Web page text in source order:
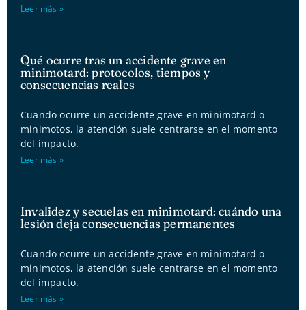
Leer más »
Qué ocurre tras un accidente grave en
minimotard: protocolos, tiempos y
consecuencias reales
Cuando ocurre un accidente grave en minimotard o
minimotos, la atención suele centrarse en el momento
del impacto.
Leer más »
Invalidez y secuelas en minimotard: cuándo una
lesión deja consecuencias permanentes
Cuando ocurre un accidente grave en minimotard o
minimotos, la atención suele centrarse en el momento
del impacto.
Leer más »